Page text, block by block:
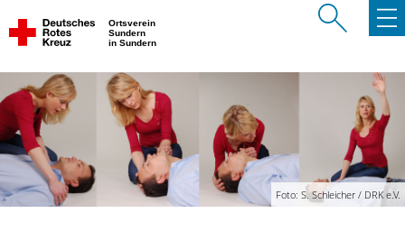
Ortsverein
Sundern
in Sundern
Foto: S. Schleicher / DRK e.V.